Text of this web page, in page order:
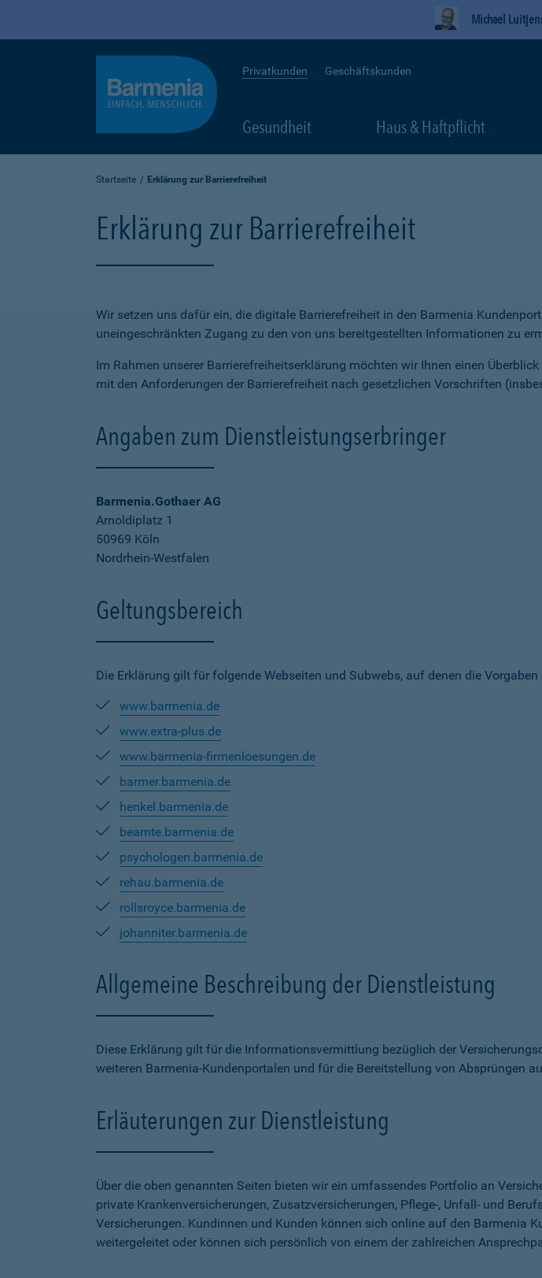
Michael
Privatkunden Geschäftskunden
Gesundheit Haus & Haftpflicht
Startseite Erklärung zur Barrierefreiheit
Erklärung zur Barrierefreiheit
Wir setzen uns dafür ein, die digitale Barrierefreiheit in den Barmenia
uneingeschränkten Zugang zu den von uns bereitgestellten Informationen zu
Im Rahmen unserer Barrierefreiheitserklärung möchten wir Ihnen einen
mit den Anforderungen der Barrierefreiheit nach gesetzlichen Vorschriften
Angaben zum Dienstleistungserbringer
Barmenia.Gothaer AG
Arnoldiplatz 1
50969 Köln
Nordrhein-Westfalen
Geltungsbereich
Die Erklärung gilt für folgende Webseiten und Subwebs, auf denen die
www.barmenia.de
www.extra-plus.de
www.barmenia-firmenloesungen.de
barmer.barmenia.de
henkel.barmenia.de
beamte.barmenia.de
psychologen.barmenia.de
rehau.barmenia.de
rollsroyce.barmenia.de
johanniter.barmenia.de
Allgemeine Beschreibung der Dienstleistung
Diese Erklärung gilt für die Informationsvermittlung bezüglich der
weiteren Barmenia-Kundenportalen und für die Bereitstellung von Absprüngen
Erläuterungen zur Dienstleistung
Über die oben genannten Seiten bieten wir ein umfassendes Portfolio an
private Krankenversicherungen, Zusatzversicherungen, Pflege-, Unfall- und
Versicherungen. Kundinnen und Kunden können sich online auf den Barmenia
weitergeleitet oder können sich persönlich von einem der zahlreichen